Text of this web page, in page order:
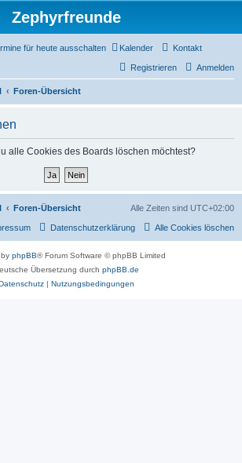
Zephyrfreunde
für heute ausschalten Kalender Kontakt
Anmelden
Registrieren
Foren-Übersicht
alle Cookies des Boards löschen möchtest?
Foren-Übersicht Alle Zeiten sind UTC+02:00
Alle Cookies löschen
Datenschutzerklärung
phpBB® Forum Software © phpBB Limited
Übersetzung durch phpBB.de
| Nutzungsbedingungen